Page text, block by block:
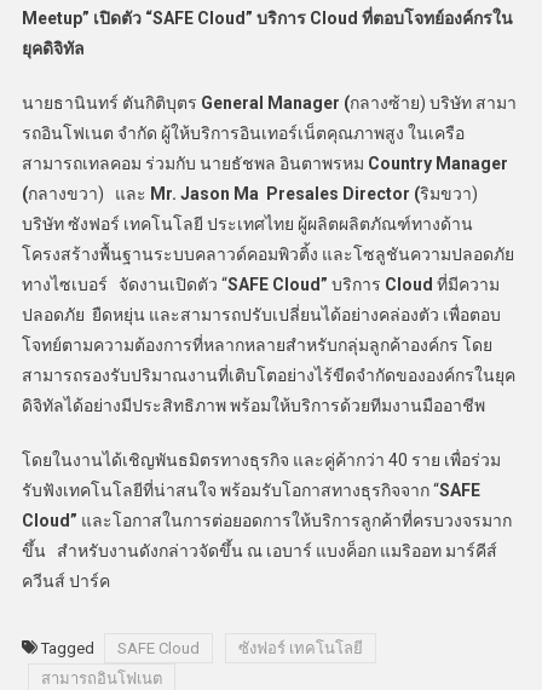
Meetup” เปิดตัว “SAFE Cloud” บริการ Cloud ที่ตอบโจทย์องค์กรใน
ยุคดิจิทัล
นายธานินทร์ ตันกิติบุตร General Manager (กลางซ้าย) บริษัท สามา
รถอินโฟเนต จำกัด ผู้ให้บริการอินเทอร์เน็ตคุณภาพสูง ในเครือ
สามารถเทลคอม ร่วมกับ นายธัชพล อินตาพรหม Country Manager
(กลางขวา) และ Mr. Jason Ma Presales Director (ริมขวา)
บริษัท ซังฟอร์ เทคโนโลยี ประเทศไทย ผู้ผลิตผลิตภัณฑ์ทางด้าน
โครงสร้างพื้นฐานระบบคลาวด์คอมพิวติ้ง และโซลูชันความปลอดภัย
ทางไซเบอร์ จัดงานเปิดตัว “SAFE Cloud” บริการ Cloud ที่มีความ
ปลอดภัย ยืดหยุ่น และสามารถปรับเปลี่ยนได้อย่างคล่องตัว เพื่อตอบ
โจทย์ตามความต้องการที่หลากหลายสำหรับกลุ่มลูกค้าองค์กร โดย
สามารถรองรับปริมาณงานที่เติบโตอย่างไร้ขีดจำกัดขององค์กรในยุค
ดิจิทัลได้อย่างมีประสิทธิภาพ พร้อมให้บริการด้วยทีมงานมืออาชีพ
โดยในงานได้เชิญพันธมิตรทางธุรกิจ และคู่ค้ากว่า 40 ราย เพื่อร่วม
รับฟังเทคโนโลยีที่น่าสนใจ พร้อมรับโอกาสทางธุรกิจจาก “SAFE
Cloud” และโอกาสในการต่อยอดการให้บริการลูกค้าที่ครบวงจรมาก
ขึ้น สำหรับงานดังกล่าวจัดขึ้น ณ เอบาร์ แบงค็อก แมริออท มาร์คีส์
ควีนส์ ปาร์ค
Tagged SAFE Cloud
ซังฟอร์ เทคโนโลยี
สามารถอินโฟเนต